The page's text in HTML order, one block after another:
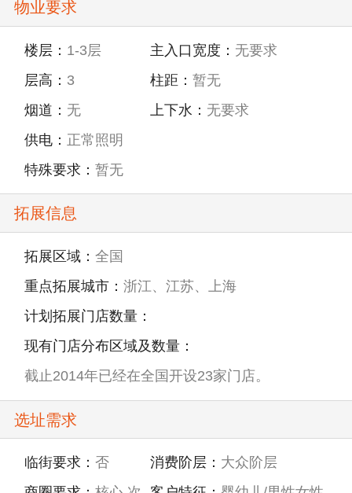
货、新世界百货、天虹百货、北京华联、家乐
盟的合作伙伴关系。拥有成功管理30余家门店的
丰富经验。 创稚公司秉着“微笑的服务，安全的
照料，合理的收费，先进的管控”四大原则，得到
了越来越多各大商家和连锁超市的一致好评。
(身高130CM以下)的儿童设计的室内儿童游乐
间，是小伙伴共同玩耍、亲密快乐的现场活动。
多彩棠乐园的设计理念是巧妙结合声、光、电、
气、水和色彩，促成孩子们在游乐中互动感染，
在尽情嬉戏中释放童趣。
物业要求
楼层： 1-3层 主入口宽度： 无要求
层高： 3 柱距： 暂无
烟道： 无 上下水： 无要求
供电： 正常照明
特殊要求： 暂无
拓展信息
拓展区域： 全国
重点拓展城市： 浙江、江苏、上海
计划拓展门店数量：
现有门店分布区域及数量：
截止2014年已经在全国开设23家门店。
选址需求
临街要求： 否 消费阶层： 大众阶层